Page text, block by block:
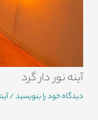
آینه نور دار گرد
دیدگاه‌ خود را بنویسید/